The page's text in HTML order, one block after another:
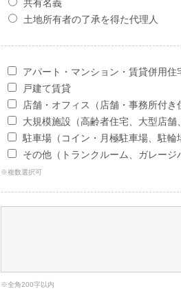
共有名義
土地所有者の了承を得た代理人
アパート・マンション・賃貸併用住
戸建て賃貸
店舗・オフィス（店舗・事務所付き
大規模施設（高齢者住宅、大型店舗
駐車場（コイン・月極駐車場、駐輪
その他（トランクルーム、ガレー
※複数選択可
※全角200字以内